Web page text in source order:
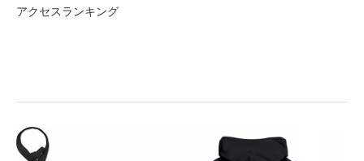
アクセスランキング